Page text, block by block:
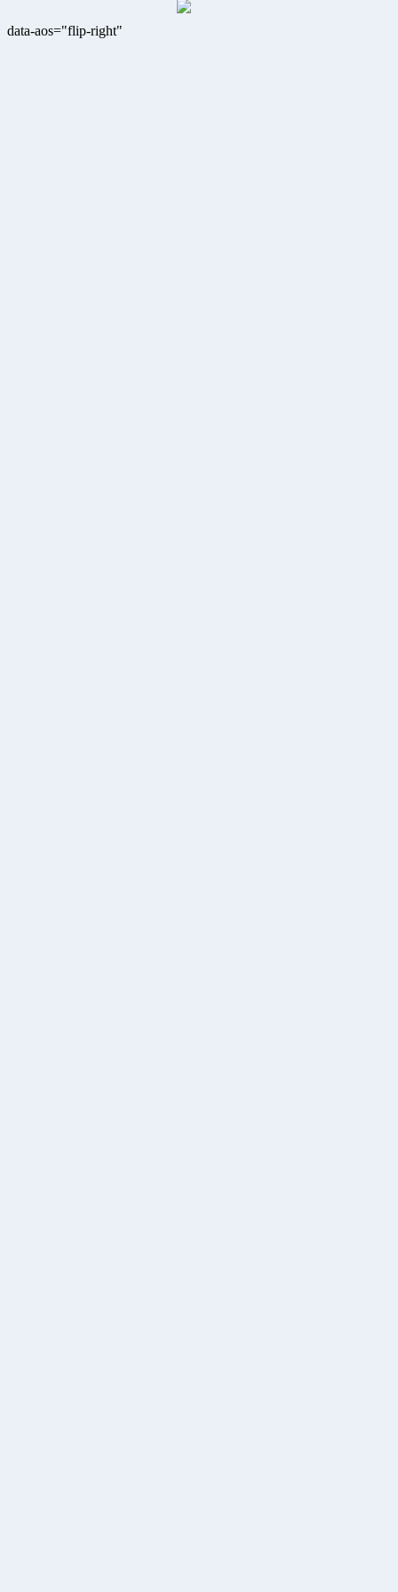
data-aos="flip-right"